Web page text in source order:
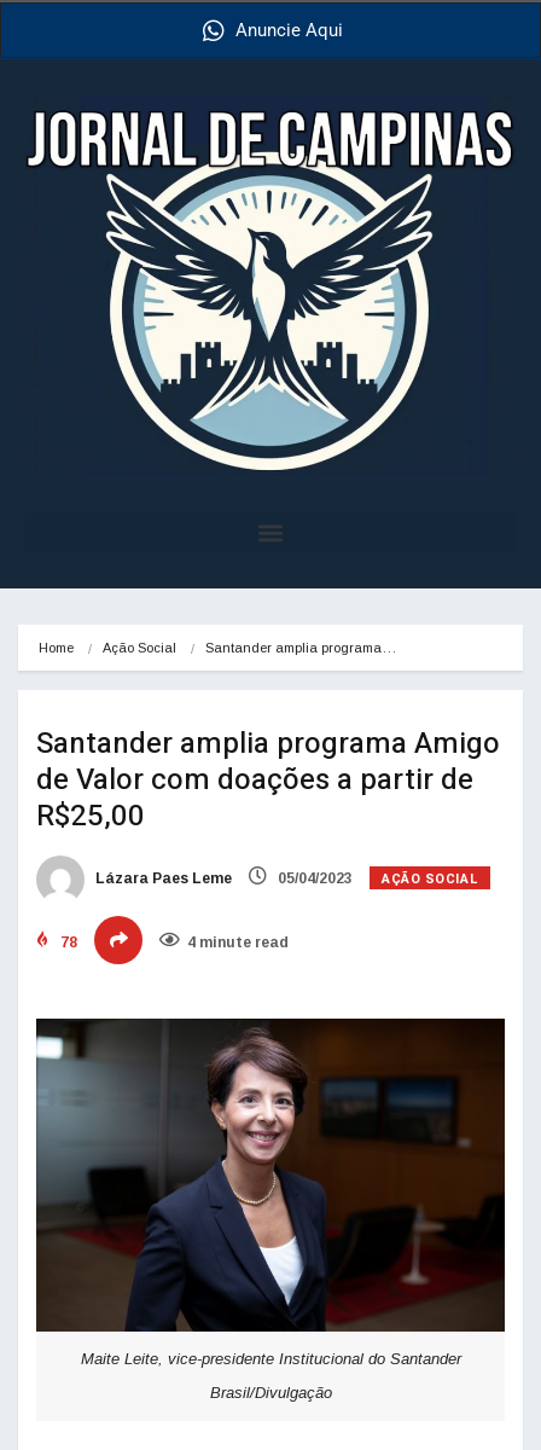
Anuncie Aqui
Home Ação Social Santander amplia programa…
Santander amplia programa Amigo
de Valor com doações a partir de
R$25,00
Lázara Paes Leme 05/04/2023 AÇÃO SOCIAL
78 4 minute read
Maite Leite, vice-presidente Institucional do Santander
Brasil/Divulgação